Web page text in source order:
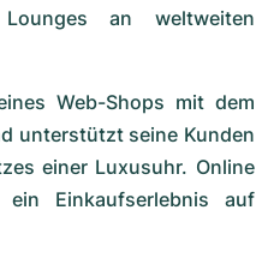
an weltweiten
Web-Shops mit dem
unterstützt seine Kunden
einer Luxusuhr. Online
Einkaufserlebnis auf